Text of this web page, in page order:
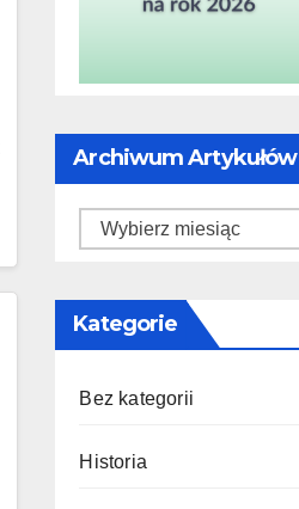
Archiwum Artykułów
Archiwum
Kategorie
Bez kategorii
Historia